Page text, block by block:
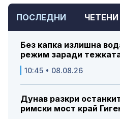
ПОСЛЕДНИ ЧЕТЕНИ
Без капка излишна
режим заради
10:45 • 08.08.26
Дунав разкри
римски мост край